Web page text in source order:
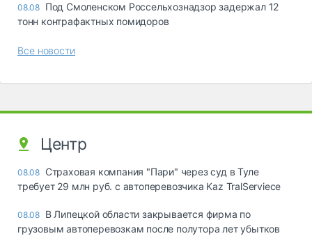
08.08 Под Смоленском Россельхознадзор задержал 12
тонн контрафактных помидоров
Все новости
Центр
08.08 Страховая компания "Пари" через суд в Туле
требует 29 млн руб. с автоперевозчика Kaz TralServiece
08.08 В Липецкой области закрывается фирма по
грузовым автоперевозкам после полутора лет убытков